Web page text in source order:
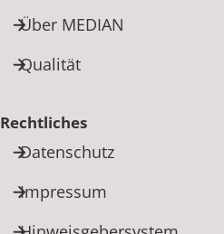
Über MEDIAN
Qualität
Rechtliches
Datenschutz
Impressum